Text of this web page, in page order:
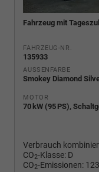
Fahrzeug mit
FAHRZEUG-NR.
135933
AUSSENFARBE
Smokey Diamond
MOTOR
70 kW (95 PS),
Verbrauch
CO2-Klasse: D
CO2-Emissionen: